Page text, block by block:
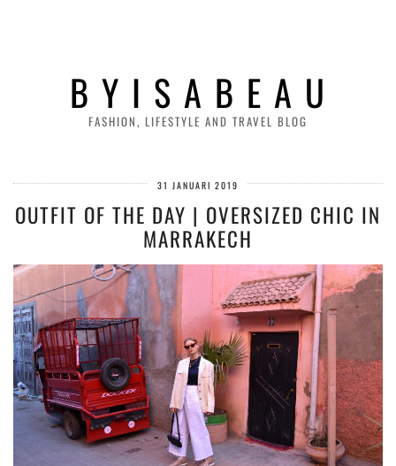
B Y I S A B E A U
FASHION, LIFESTYLE AND TRAVEL BLOG
31 JANUARI 2019
OUTFIT OF THE DAY | OVERSIZED CHIC IN
MARRAKECH